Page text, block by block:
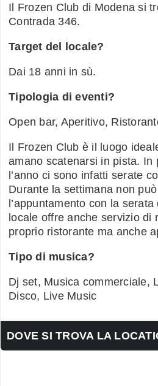
Il Frozen Club di Modena si
Contrada 346.
Target del locale?
Dai 18 anni in sù.
Tipologia di eventi?
Open bar, Aperitivo,
Il Frozen Club è il luogo
amano scatenarsi in pista. In
l’anno ci sono infatti serate
Durante la settimana non
l’appuntamento con la
locale offre anche servizio di
proprio ristorante ma anche
Tipo di musica?
Dj set, Musica commerciale,
Disco, Live Music
DOVE SI TROVA LA